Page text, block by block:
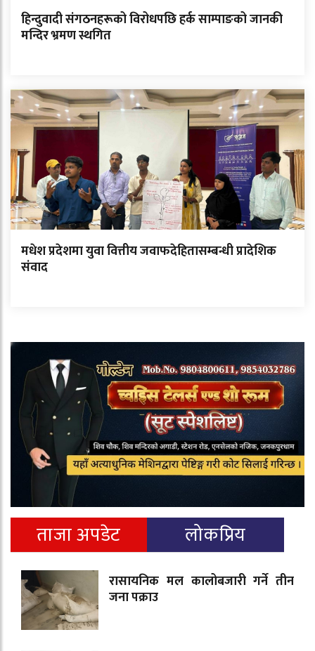
हिन्दुवादी संगठनहरूको विरोधपछि हर्क साम्पाङको जानकी
मन्दिर भ्रमण स्थगित
मधेश प्रदेशमा युवा वित्तीय जवाफदेहितासम्बन्धी प्रादेशिक
संवाद
ताजा अपडेट लोकप्रिय
रासायनिक मल कालोबजारी गर्ने तीन
जना पक्राउ